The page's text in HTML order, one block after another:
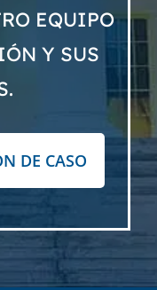
EQUIPO
Y SUS
DE CASO